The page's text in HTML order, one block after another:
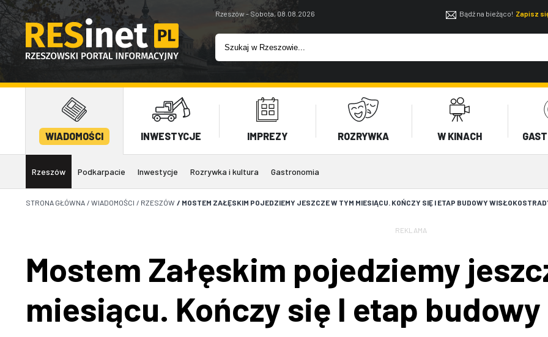
Rzeszów - Sobota, 08.08.2026 Bądź na bieżąco! Zapisz
WIADOMOŚCI INWESTYCJE IMPREZY ROZRYWKA W KINACH
Rzeszów Podkarpacie Inwestycje Rozrywka i kultura Gastronomia
STRONA GŁÓWNA / WIADOMOŚCI / RZESZÓW / MOSTEM ZAŁĘSKIM POJEDZIEMY JESZCZE W TYM MIESIĄCU. KOŃCZY SIĘ I ETAP BUDOWY
REKLAMA
Mostem Załęskim pojedziemy
miesiącu. Kończy się I etap